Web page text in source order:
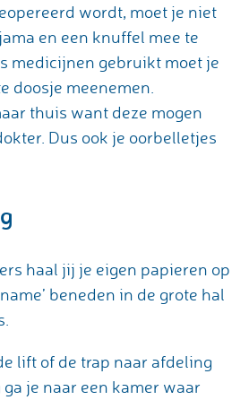
wordt, moet je niet
en een knuffel mee te
medicijnen gebruikt moet je
doosje meenemen.
thuis want deze mogen
Dus ook je oorbelletjes
haal jij je eigen papieren op
beneden in de grote hal
lift of de trap naar afdeling
je naar een kamer waar